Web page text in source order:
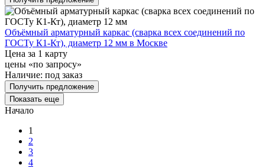
Объёмный арматурный каркас (сварка всех соединений по
ГОСТу К1-Кт), диаметр 12 мм в Москве
Цена за 1 карту
цены «по запросу»
Наличие: под заказ
Получить предложение
Показать еще
Начало
1
2
3
4